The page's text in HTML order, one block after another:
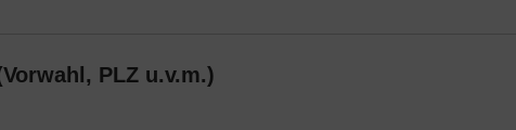
PLZ u.v.m.)